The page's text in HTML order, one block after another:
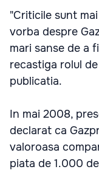
"Criticile sunt
vorba despre
mari sanse de a
recastiga rolul
publicatia.
In mai 2008,
declarat ca
valoroasa
piata de 1.000